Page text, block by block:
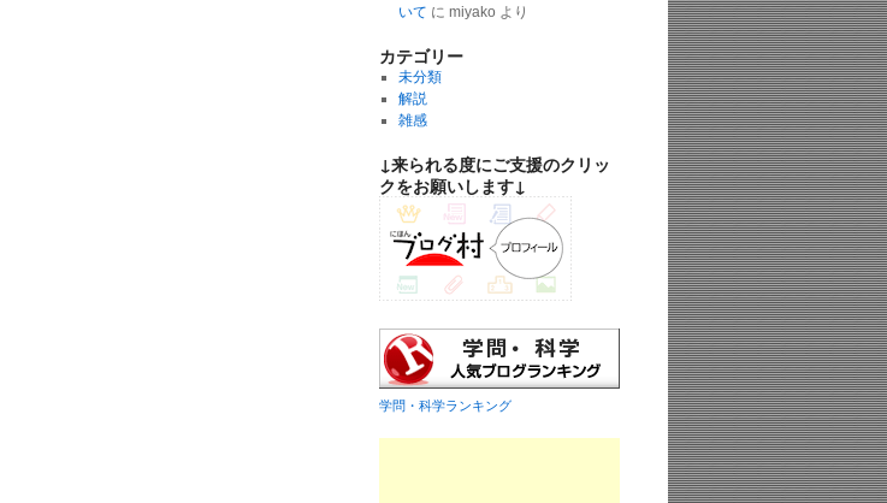
いて に miyako より
カテゴリー
未分類
解説
雑感
↓来られる度にご支援のクリッ
クをお願いします↓
学問・科学ランキング